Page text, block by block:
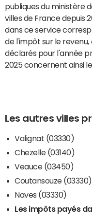
publiques du ministère
villes de France depuis
dans ce service
de l'impôt sur le
déclarés pour l'année
2025 concernent ainsi
Les autres villes
Valignat (03330)
Chezelle (03140)
Veauce (03450)
Coutansouze (03330)
Naves (03330)
Les impôts payés